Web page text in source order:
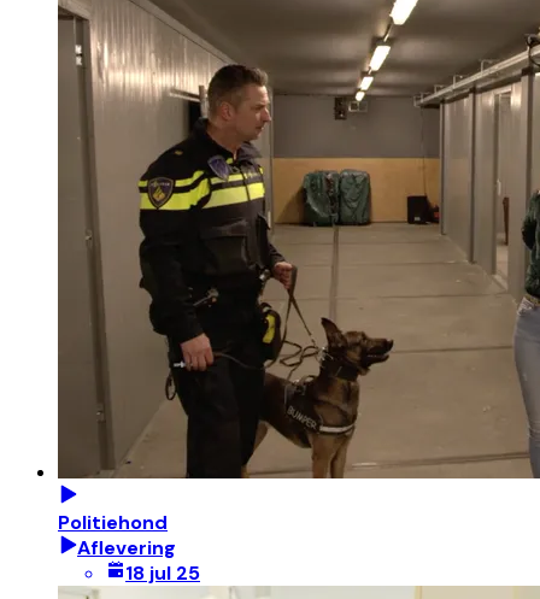
Politiehond
Aflevering
18 jul 25